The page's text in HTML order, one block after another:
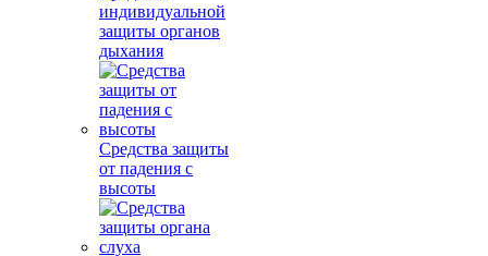
индивидуальной
защиты органов
дыхания
Средства защиты
от падения с
высоты